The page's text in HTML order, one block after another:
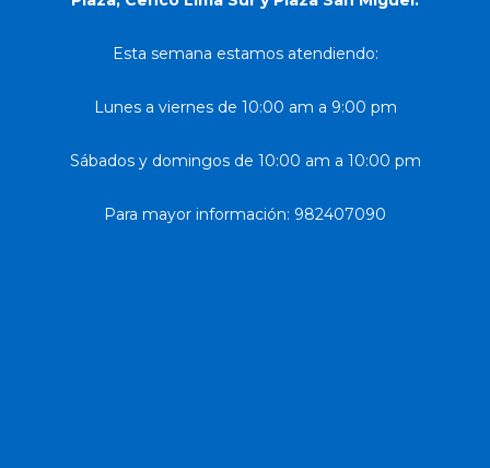
Esta semana estamos atendiendo:
Lunes a viernes de 10:00 am a 9:00 pm
Sábados y domingos de 10:00 am a 10:00 pm
Para mayor información: 982407090